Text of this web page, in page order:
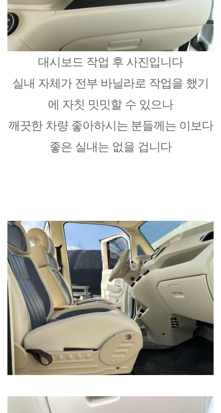
대시보드 작업 후 사진입니다
실내 자체가 전부 바닐라로 작업을 했기
에 자칫 밋밋할 수 있으나
깨끗한 차량 좋아하시는 분들께는 이보다
좋은 실내는 없을 겁니다